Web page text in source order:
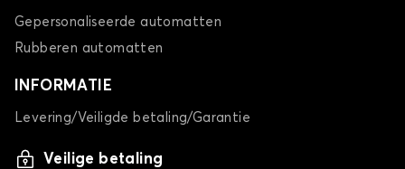
Gepersonaliseerde automatten
Rubberen automatten
INFORMATIE
Levering/Veiligde betaling/Garantie
Veilige betaling